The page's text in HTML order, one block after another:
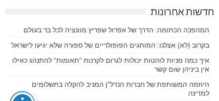
חדשות אחרונות
המהפכה הכתומה: הדרך של אפרול שפריץ מוונציה לכל בר בעולם
בקרוב (לא) אצלנו: המותגים הפופולריים של ספורה שלא יגיעו לישראל
איך כמה מניות לוהטות יכולות לגרום לקרנות "תאומות" להתנהג כאילו
אין ביניהן שום קשר
היוזמה המשותפת של חברות הנדל"ן המניב להקלה בתשלומים
למדינה